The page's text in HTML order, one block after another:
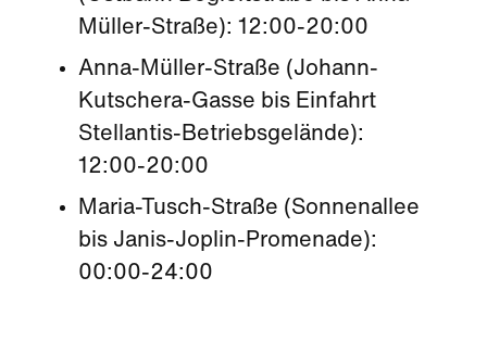
Müller-Straße): 12:00-20:00
Anna-Müller-Straße (Johann-
Kutschera-Gasse bis Einfahrt
Stellantis-Betriebsgelände):
12:00-20:00
Maria-Tusch-Straße (Sonnenallee
bis Janis-Joplin-Promenade):
00:00-24:00